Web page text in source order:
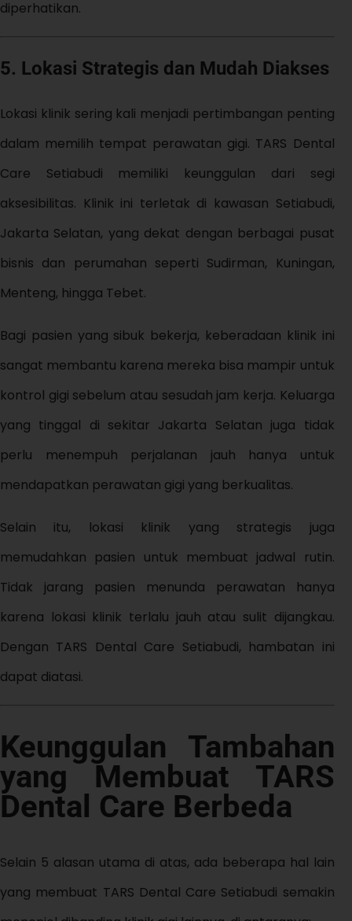
diperhatikan.
5. Lokasi Strategis dan Mudah Diakses
Lokasi klinik sering kali menjadi pertimbangan penting
dalam memilih tempat perawatan gigi. TARS Dental
Care Setiabudi memiliki keunggulan dari segi
aksesibilitas. Klinik ini terletak di kawasan Setiabudi,
Jakarta Selatan, yang dekat dengan berbagai pusat
bisnis dan perumahan seperti Sudirman, Kuningan,
Menteng, hingga Tebet.
Bagi pasien yang sibuk bekerja, keberadaan klinik ini
sangat membantu karena mereka bisa mampir untuk
kontrol gigi sebelum atau sesudah jam kerja. Keluarga
yang tinggal di sekitar Jakarta Selatan juga tidak
perlu menempuh perjalanan jauh hanya untuk
mendapatkan perawatan gigi yang berkualitas.
Selain itu, lokasi klinik yang strategis juga
memudahkan pasien untuk membuat jadwal rutin.
Tidak jarang pasien menunda perawatan hanya
karena lokasi klinik terlalu jauh atau sulit dijangkau.
Dengan TARS Dental Care Setiabudi, hambatan ini
dapat diatasi.
Keunggulan Tambahan
yang Membuat TARS
Dental Care Berbeda
Selain 5 alasan utama di atas, ada beberapa hal lain
yang membuat TARS Dental Care Setiabudi semakin